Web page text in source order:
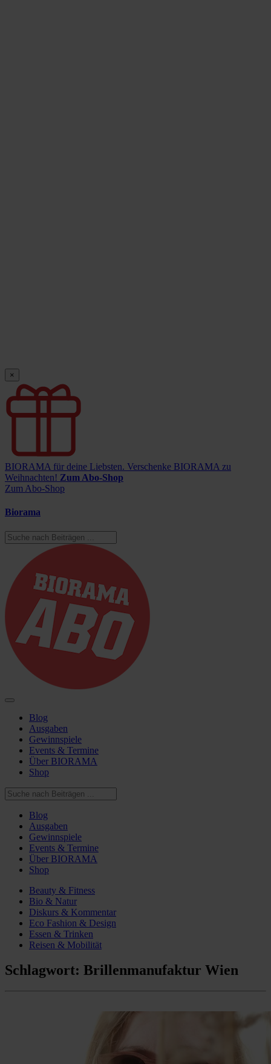
×
BIORAMA für deine Liebsten. Verschenke BIORAMA zu
Weihnachten! Zum Abo-Shop
Zum Abo-Shop
Biorama
Blog
Ausgaben
Gewinnspiele
Events & Termine
Über BIORAMA
Shop
Blog
Ausgaben
Gewinnspiele
Events & Termine
Über BIORAMA
Shop
Beauty & Fitness
Bio & Natur
Diskurs & Kommentar
Eco Fashion & Design
Essen & Trinken
Reisen & Mobilität
Schlagwort: Brillenmanufaktur Wien